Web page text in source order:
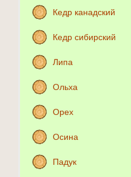
Кедр канадский
Кедр сибирский
Липа
Ольха
Орех
Осина
Падук